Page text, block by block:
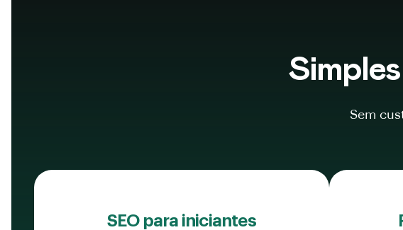
Sem
SEO para iniciantes